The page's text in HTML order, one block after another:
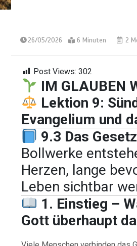
26/05/2026 6 Minuten 2
Post Views: 302
IM GLAUBEN
Lektion 9:
Evangelium und
9.3 Das Gesetz
Bollwerke
Herzen, lange
Leben sichtbar
1. Einstieg –
Gott überhaupt